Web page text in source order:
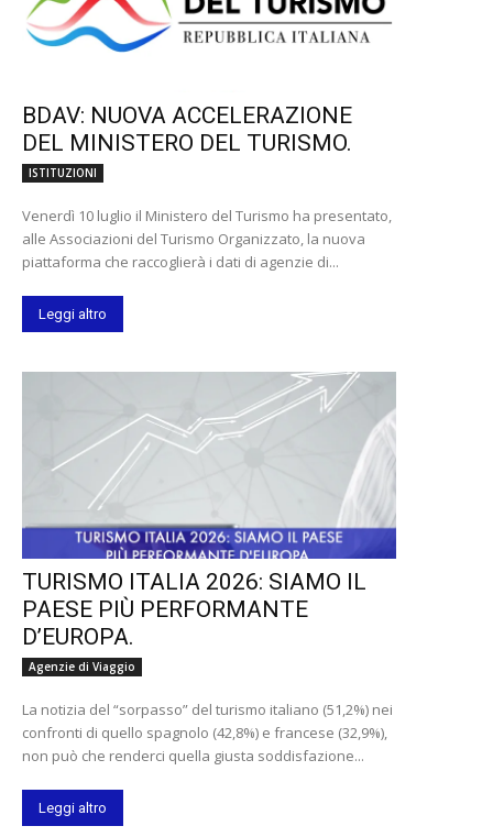
BDAV: NUOVA ACCELERAZIONE
DEL MINISTERO DEL TURISMO.
ISTITUZIONI
Venerdì 10 luglio il Ministero del Turismo ha presentato,
alle Associazioni del Turismo Organizzato, la nuova
piattaforma che raccoglierà i dati di agenzie di...
Leggi altro
TURISMO ITALIA 2026: SIAMO IL
PAESE PIÙ PERFORMANTE
D’EUROPA.
Agenzie di Viaggio
La notizia del “sorpasso” del turismo italiano (51,2%) nei
confronti di quello spagnolo (42,8%) e francese (32,9%),
non può che renderci quella giusta soddisfazione...
Leggi altro